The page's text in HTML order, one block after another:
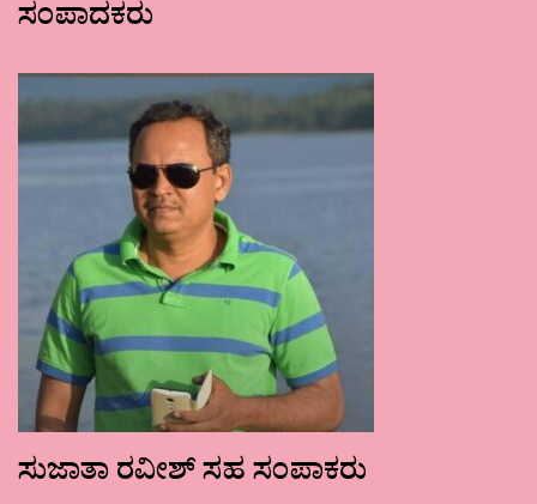
ಸಂಪಾದಕರು
ಸುಜಾತಾ ರವೀಶ್ ಸಹ ಸಂಪಾಕರು